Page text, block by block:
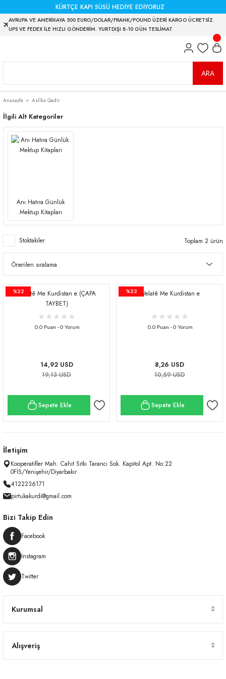
KÜRTÇE KAPI SÜSÜ HEDİYE EDİYORUZ
AVRUPA VE AMERİKAYA 500 EURO/DOLAR/FRANK/POUND ÜZERİ KARGO ÜCRETSİZ.
UPS VE FEDEX İLE HIZLI GÖNDERİM. YURTDIŞI 8-10 GÜN TESLİMAT
ARA
Anasayfa Aslîka Qadir
İlgili Alt Kategoriler
Anı Hatıra Günlük
Mektup Kitapları
Stoktakiler Toplam 2 ürün
%22Welatê Me Kurdistan e (ÇAPA
TAYBET)
0.0 Puan - 0 Yorum
14,92 USD
19,13 USD
Sepete Ekle
%22 Welatê Me Kurdistan e
0.0 Puan - 0 Yorum
8,26 USD
10,59 USD
Sepete Ekle
İletişim
Kooperatifler Mah. Cahit Sıtkı Tarancı Sok. Kapitol Apt. No:22
0FİS/Yenişehir/Diyarbakır
4122236171
pirtukakurdi@gmail.com
Kurumsal
Alışveriş
Bizi Takip Edin
Facebook
Instagram
Twitter